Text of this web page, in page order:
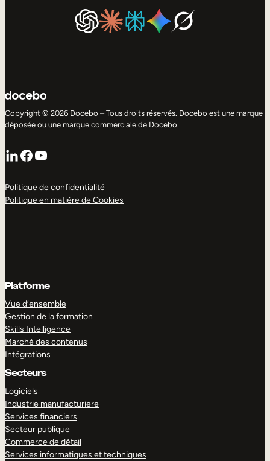
Copyright © 2026 Docebo – Tous droits réservés. Docebo est une marque
déposée ou une marque commerciale de Docebo.
LinkedIn
Facebook
YouTube
Politique de confidentialité
Politique en matière de Cookies
Platforme
Vue d’ensemble
Gestion de la formation
Skills Intelligence
Marché des contenus
Intégrations
Secteurs
Logiciels
Industrie manufacturiere
Services financiers
Secteur publique
Commerce de détail
Services informatiques et techniques